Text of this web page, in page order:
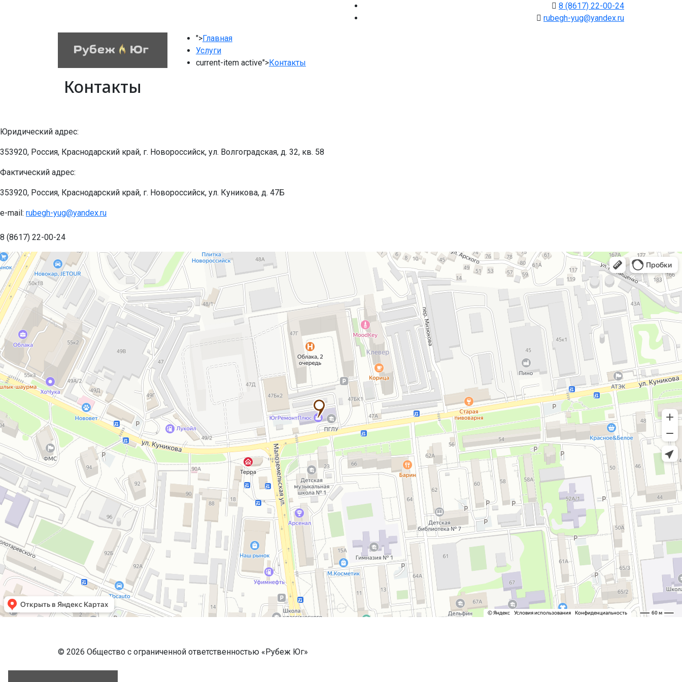
8 (8617) 22-00-24
rubegh-yug@yandex.ru
">Главная
Услуги
current-item active">Контакты
Контакты
Юридический адрес:
353920, Россия, Краснодарский край, г. Новороссийск, ул. Волгоградская, д. 32, кв. 58
Фактический адрес:
353920, Россия, Краснодарский край, г. Новороссийск, ул. Куникова, д. 47Б
e-mail: rubegh-yug@yandex.ru
8 (8617) 22-00-24
© 2026 Общество с ограниченной ответственностью «Рубеж Юг»